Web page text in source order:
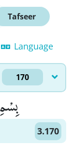
Tafseer
Language
170
3.170